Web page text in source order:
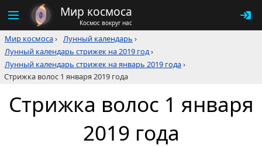
Мир космоса
Космос вокруг нас
Мир космоса› Лунный календарь ›
Лунный календарь стрижек на 2019 год›
Лунный календарь стрижек на январь 2019 года›
Стрижка волос 1 января 2019 года
Стрижка волос 1 января
2019 года